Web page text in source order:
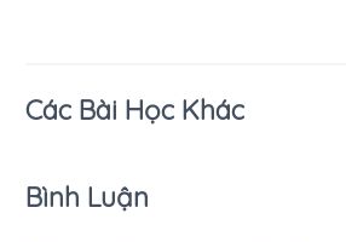
Các Bài Học Khác
Bình Luận